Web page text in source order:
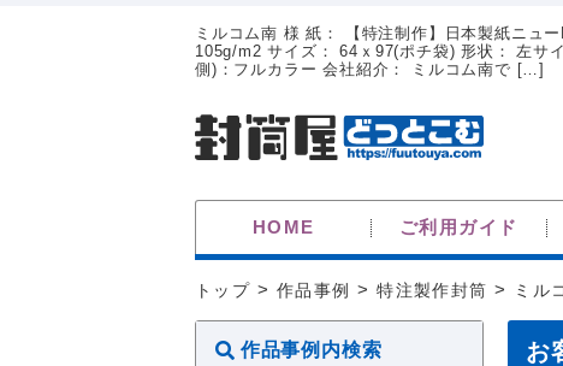
ミルコム南 様 紙： 【特注制作】日本製紙ニュ
105g/m2 サイズ： 64ｘ97(ポチ袋) 形状： 左サ
側)：フルカラー 会社紹介： ミルコム南で […]
HOME ご利用ガイド
トップ > 作品事例 >特注製作封筒 > ミル
お
作品事例内検索